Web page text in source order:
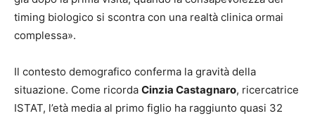
timing biologico si scontra con una realtà clinica ormai
complessa».
Il contesto demografico conferma la gravità della
situazione. Come ricorda Cinzia Castagnaro, ricercatrice
ISTAT, l’età media al primo figlio ha raggiunto quasi 32